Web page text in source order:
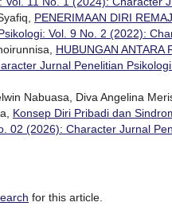
PENERIMAAN DIRI
Vol. 9 No. 2 (2022):
HUBUNGAN ANTARA
Jurnal Penelitian
Nabuasa, Diva Angelina
Konsep Diri Pribadi dan
02 (2026): Character Jurnal
for this article.